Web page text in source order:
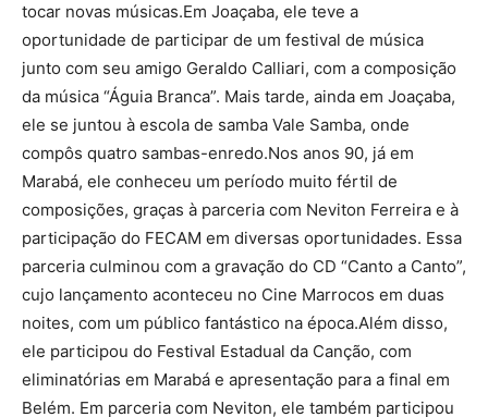
tocar novas músicas.Em Joaçaba, ele teve a
oportunidade de participar de um festival de música
junto com seu amigo Geraldo Calliari, com a composição
da música “Águia Branca”. Mais tarde, ainda em Joaçaba,
ele se juntou à escola de samba Vale Samba, onde
compôs quatro sambas-enredo.Nos anos 90, já em
Marabá, ele conheceu um período muito fértil de
composições, graças à parceria com Neviton Ferreira e à
participação do FECAM em diversas oportunidades. Essa
parceria culminou com a gravação do CD “Canto a Canto”,
cujo lançamento aconteceu no Cine Marrocos em duas
noites, com um público fantástico na época.Além disso,
ele participou do Festival Estadual da Canção, com
eliminatórias em Marabá e apresentação para a final em
Belém. Em parceria com Neviton, ele também participou